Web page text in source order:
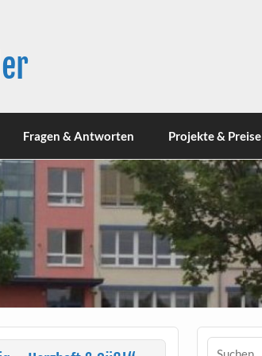
Fragen & Antworten Projekte & Preise